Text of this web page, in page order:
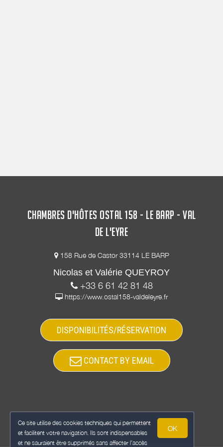
Ce site utilise des cookies techniques qui permettent
et facilitent votre navigation. Ils sont indispensables
et ne sauraient être supprimés sans affecter l’accès
OK
CHAMBRES D'HÔTES OSTAL 158 - LE BARP - VAL
DE L'EYRE
158 Rue de Castor 33114 LE BARP
Nicolas et Valérie QUEYROY
+33 6 61 42 81 48
https://www.ostal158-valdeleyre.fr
DISPONIBILITÉS/RÉSERVATION
CONTACT BY EMAIL